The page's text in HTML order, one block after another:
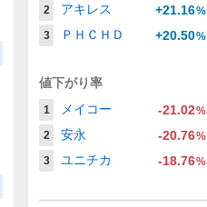
2
アキレス +21.16%
3
ＰＨＣＨＤ +20.50%
値下がり率
1 メイコー -21.02%
2
安永 -20.76%
3
ユニチカ -18.76%